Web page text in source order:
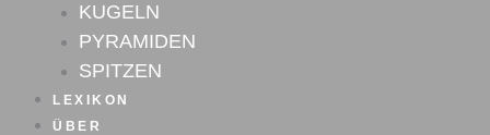
KUGELN
PYRAMIDEN
SPITZEN
LEXIKON
ÜBER